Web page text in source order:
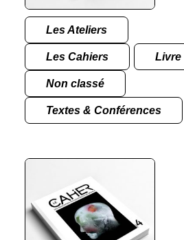
Les Ateliers
Les Cahiers Livre
Non classé
Textes & Conférences